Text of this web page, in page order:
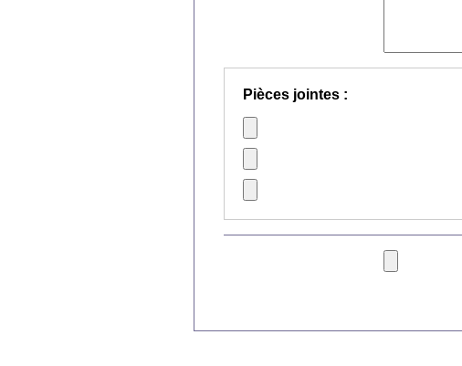
Pièces jointes :